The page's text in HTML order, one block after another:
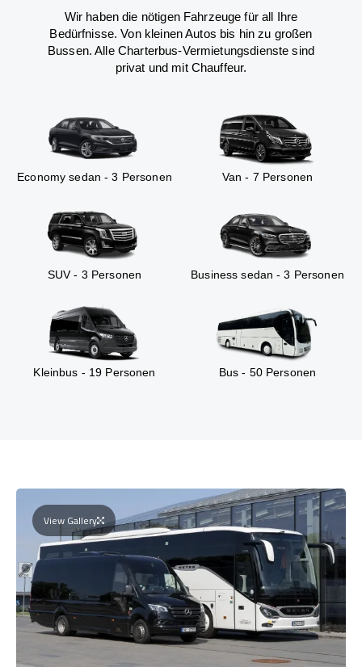
Wir haben die nötigen Fahrzeuge für all Ihre
Bedürfnisse. Von kleinen Autos bis hin zu großen
Bussen. Alle Charterbus-Vermietungsdienste sind
privat und mit Chauffeur.
Economy sedan - 3 Personen Van - 7 Personen
SUV - 3 Personen Business sedan - 3 Personen
Kleinbus - 19 Personen Bus - 50 Personen
View Gallery